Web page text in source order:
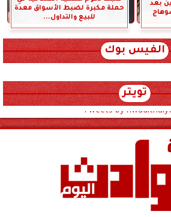
بعد
حملة مكبرة لضبط الأسواق معدة
للبيع والتداول...
الفيس بوك
تويتر
Tweets by